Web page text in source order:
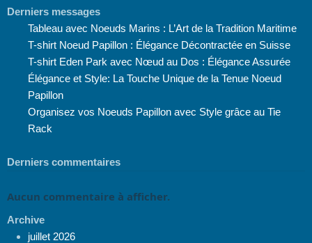
Derniers messages
Tableau avec Noeuds Marins : L’Art de la Tradition Maritime
T-shirt Noeud Papillon : Élégance Décontractée en Suisse
T-shirt Eden Park avec Nœud au Dos : Élégance Assurée
Élégance et Style: La Touche Unique de la Tenue Noeud
Papillon
Organisez vos Noeuds Papillon avec Style grâce au Tie
Rack
Derniers commentaires
Aucun commentaire à afficher.
Archive
juillet 2026